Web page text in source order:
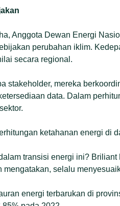
Anggota Dewan Energi
perubahan iklim.
secara regional.
stakeholder, mereka
data. Dalam
ketahanan energi di
transisi energi ini?
mengatakan, selalu
energi terbarukan di